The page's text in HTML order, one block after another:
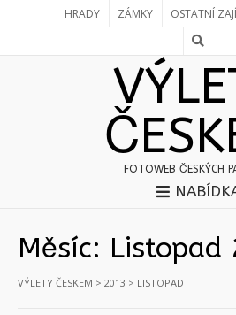
HRADY ZÁMKY OSTATNÍ
FOTOWEB ČESKÝCH
Měsíc: Listopad
VÝLETY ČESKEM > 2013 > LISTOPAD